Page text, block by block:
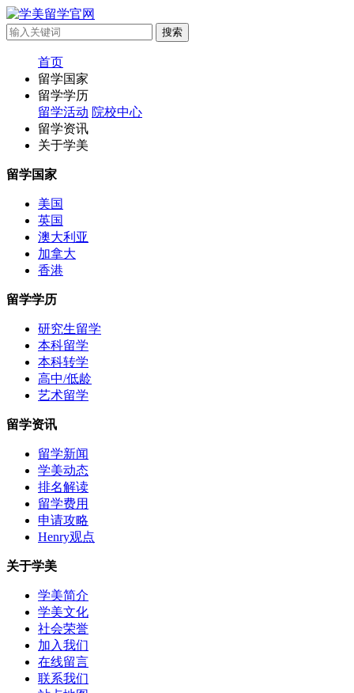
首页
留学国家
留学学历
留学活动 院校中心
留学资讯
关于学美
留学国家
美国
英国
澳大利亚
加拿大
香港
留学学历
研究生留学
本科留学
本科转学
高中/低龄
艺术留学
留学资讯
留学新闻
学美动态
排名解读
留学费用
申请攻略
Henry观点
关于学美
学美简介
学美文化
社会荣誉
加入我们
在线留言
联系我们